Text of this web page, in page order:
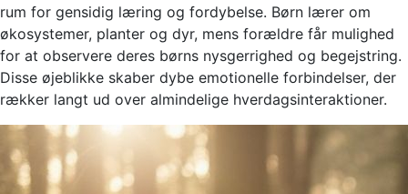
rum for gensidig læring og fordybelse. Børn lærer om
økosystemer, planter og dyr, mens forældre får mulighed
for at observere deres børns nysgerrighed og begejstring.
Disse øjeblikke skaber dybe emotionelle forbindelser, der
rækker langt ud over almindelige hverdagsinteraktioner.